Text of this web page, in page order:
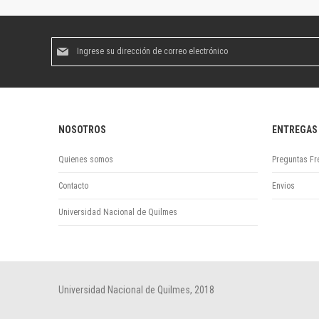
boletín
NOSOTROS
Quienes somos
Contacto
Universidad Nacional de Quilmes
ENTREGAS
Preguntas
Envios
Universidad Nacional de Quilmes, 2018